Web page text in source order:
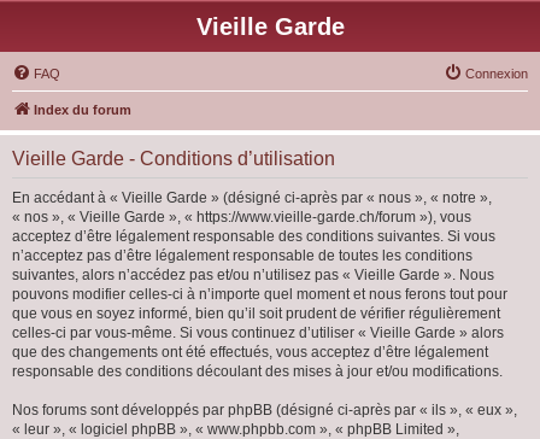
Vieille Garde
FAQ Connexion
Index du forum
Vieille Garde - Conditions d’utilisation
En accédant à « Vieille Garde » (désigné ci-après par « nous », « notre »,
« nos », « Vieille Garde », « https://www.vieille-garde.ch/forum »), vous
acceptez d’être légalement responsable des conditions suivantes. Si vous
n’acceptez pas d’être légalement responsable de toutes les conditions
suivantes, alors n’accédez pas et/ou n’utilisez pas « Vieille Garde ». Nous
pouvons modifier celles-ci à n’importe quel moment et nous ferons tout pour
que vous en soyez informé, bien qu’il soit prudent de vérifier régulièrement
celles-ci par vous-même. Si vous continuez d’utiliser « Vieille Garde » alors
que des changements ont été effectués, vous acceptez d’être légalement
responsable des conditions découlant des mises à jour et/ou modifications.
Nos forums sont développés par phpBB (désigné ci-après par « ils », « eux »,
« leur », « logiciel phpBB », « www.phpbb.com », « phpBB Limited »,